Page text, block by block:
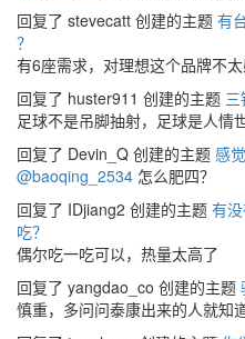
回复了 stevecatt 创建的主题 有
？
有6座需求，对理想这个品牌不
回复了 huster911 创建的主题 三
足球不是吊脚抽射，足球是人
回复了 Devin_Q 创建的主题 感
@baoqing_2534 怎么肥四？
回复了 IDjiang2 创建的主题 有
吃？
偶尔吃一吃可以，热量太高了
回复了 yangdao_co 创建的主题
慎重，多问问泰康出来的人就知道